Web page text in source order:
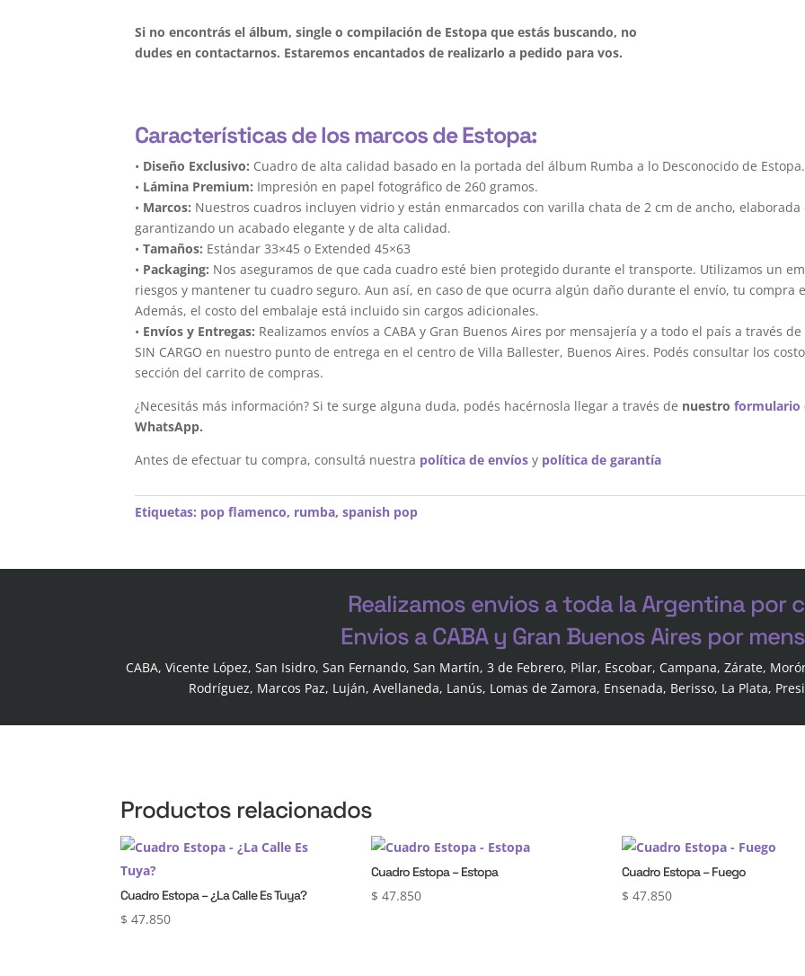
Si no encontrás el álbum, single o compilación de Estopa que estás buscando, no
dudes en contactarnos. Estaremos encantados de realizarlo a pedido para vos.
Características de los marcos de Estopa:
• Diseño Exclusivo: Cuadro de alta calidad basado en la portada del álbum Rumba a lo Desconocido de Estopa.
• Lámina Premium: Impresión en papel fotográfico de 260 gramos.
• Marcos: Nuestros cuadros incluyen vidrio y están enmarcados con varilla chata de 2 cm de ancho,
garantizando un acabado elegante y de alta calidad.
•Tamaños: Estándar 33×45 o Extended 45×63
• Packaging: Nos aseguramos de que cada cuadro esté bien protegido durante el transporte. Utilizamos un
riesgos y mantener tu cuadro seguro. Aun así, en caso de que ocurra algún daño durante el envío, tu compra
Además, el costo del embalaje está incluido sin cargos adicionales.
• Envíos y Entregas: Realizamos envíos a CABA y Gran Buenos Aires por mensajería y a todo el país a través
SIN CARGO en nuestro punto de entrega en el centro de Villa Ballester, Buenos Aires. Podés consultar los
sección del carrito de compras.
¿Necesitás más información? Si te surge alguna duda, podés hacérnosla llegar a través de nuestroformulario
WhatsApp.
Antes de efectuar tu compra, consultá nuestra política de envíos y política de garantía
Etiquetas: pop flamenco, rumba,spanish pop
Realizamos envios a toda la Argentina por
Envios a CABA y Gran Buenos Aires por
CABA, Vicente López, San Isidro, San Fernando, San Martín, 3 de Febrero, Pilar, Escobar, Campana, Zárate,
Rodríguez, Marcos Paz, Luján, Avellaneda, Lanús, Lomas de Zamora, Ensenada, Berisso, La Plata,
Productos relacionados
Cuadro Estopa – ¿La Calle Es Tuya?
$ 47.850
Cuadro Estopa – Estopa
$ 47.850
Cuadro Estopa – Fuego
$ 47.850